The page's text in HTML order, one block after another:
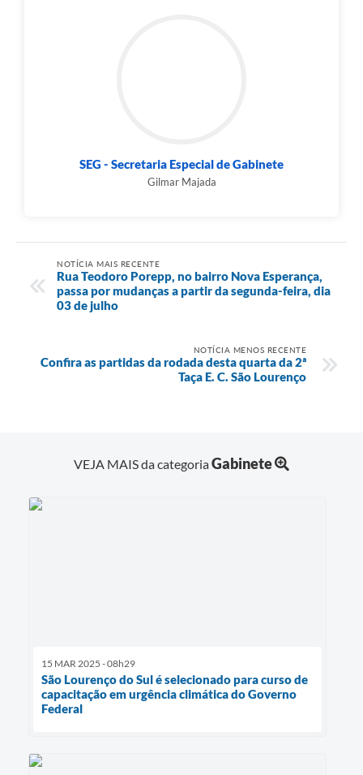
SEG - Secretaria Especial de Gabinete
Gilmar Majada
NOTÍCIA MAIS RECENTE
Rua Teodoro Porepp, no bairro Nova Esperança,
passa por mudanças a partir da segunda-feira, dia
03 de julho
NOTÍCIA MENOS RECENTE
Confira as partidas da rodada desta quarta da 2ª
Taça E. C. São Lourenço
VEJA MAIS da categoriaGabinete
15 MAR 2025 - 08h29
São Lourenço do Sul é selecionado para curso de
capacitação em urgência climática do Governo
Federal